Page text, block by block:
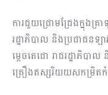
ការជួយជ្រោមជ្រែងក្នុងគ្រ
រដ្ឋាភិបាល និង​ប្រជាជន
ម្តេចតេជោ រាជរដ្ឋាភិប
គ្រឿងឥស្សរិយយសកម្រិតកំ